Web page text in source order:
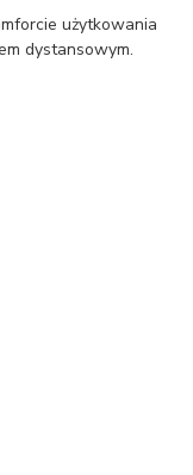
użytkowania
dystansowym.